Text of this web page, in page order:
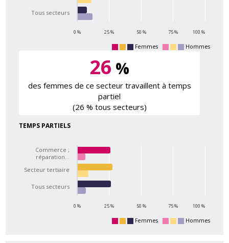
Tous secteurs
0 % 100 %
25 % 50 % 75 %
Femmes Hommes
26 %
des femmes de ce secteur travaillent à temps
partiel
(26 % tous secteurs)
TEMPS PARTIELS
Commerce ;
réparation…
Secteur tertiaire
Tous secteurs
0 % 100 %
25 % 50 % 75 %
Femmes Hommes